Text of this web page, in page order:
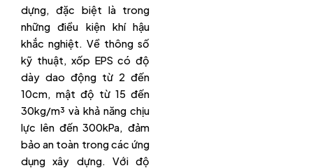
dựng, đặc biệt là trong
những điều kiện khí hậu
khắc nghiệt. Về thông số
kỹ thuật, xốp EPS có độ
dày dao động từ 2 đến
10cm, mật độ từ 15 đến
30kg/m³ và khả năng chịu
lực lên đến 300kPa, đảm
bảo an toàn trong các ứng
dụng xây dựng. Với độ